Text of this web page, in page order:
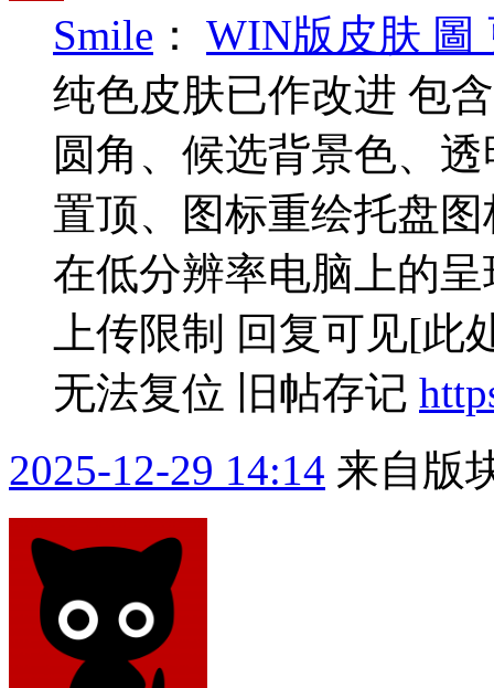
Smile ： WIN版皮肤 圖
纯色皮肤已作改进 包
圆角、候选背景色、
置顶、图标重绘托盘
在低分辨率电脑上的
上传限制 回复可见[此
无法复位 旧帖存记
2025-12-29 14:14 来自版